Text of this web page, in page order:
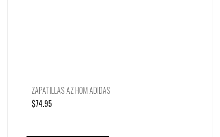
ZAPATILLAS AZ HOM ADIDAS
$74.95